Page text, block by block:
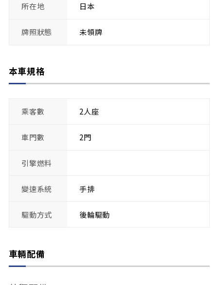
所在地 日本
牌照狀態 未領牌
本車規格
乘客數 2人座
車門數 2門
引擎燃料
變速系統 手排
驅動方式 後輪驅動
車輛配備